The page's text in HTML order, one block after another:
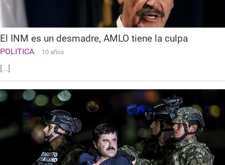
El INM es un desmadre, AMLO tiene la culpa
POLITICA 10 años
[...]